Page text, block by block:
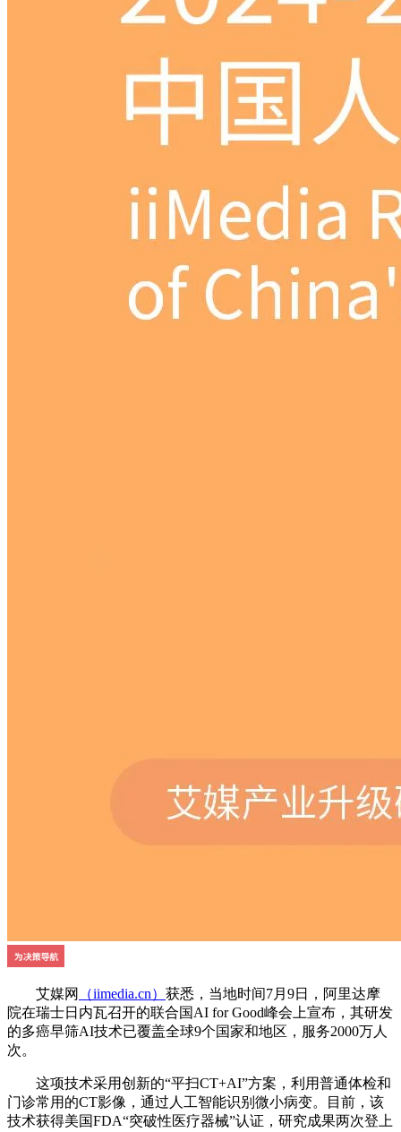
艾媒网 （iimedia.cn） 获悉，当地时间7月9日，阿里达摩
院在瑞士日内瓦召开的联合国AI for Good峰会上宣布，其研发
的多癌早筛AI技术已覆盖全球9个国家和地区，服务2000万人
次。
这项技术采用创新的“​​平扫CT+AI​​”方案，利用普通体检和
门诊常用的CT影像，通过人工智能识别微小病变。目前，该
技术获得美国FDA“突破性医疗器械”认证，研究成果两次登上